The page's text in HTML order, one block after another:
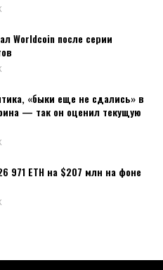
Worldcoin после серии
«быки еще не сдались» в
— так он оценил текущую
971 ETH на $207 млн на фоне